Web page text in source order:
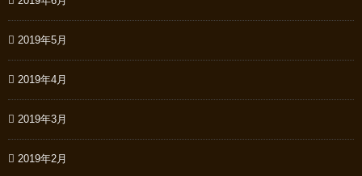
2019年5月
2019年4月
2019年3月
2019年2月